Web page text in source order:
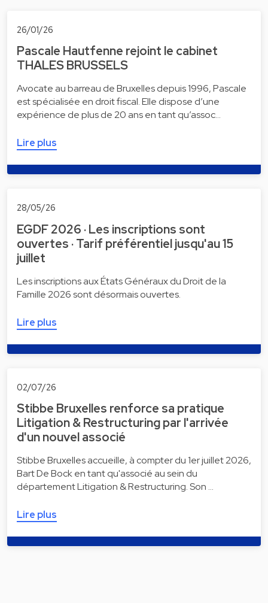
26/01/26
Pascale Hautfenne rejoint le cabinet
THALES BRUSSELS
Avocate au barreau de Bruxelles depuis 1996, Pascale
est spécialisée en droit fiscal. Elle dispose d’une
expérience de plus de 20 ans en tant qu’assoc…
Lire plus
28/05/26
EGDF 2026 · Les inscriptions sont
ouvertes · Tarif préférentiel jusqu'au 15
juillet
Les inscriptions aux États Généraux du Droit de la
Famille 2026 sont désormais ouvertes.
Lire plus
02/07/26
Stibbe Bruxelles renforce sa pratique
Litigation & Restructuring par l'arrivée
d'un nouvel associé
Stibbe Bruxelles accueille, à compter du 1er juillet 2026,
Bart De Bock en tant qu'associé au sein du
département Litigation & Restructuring. Son …
Lire plus